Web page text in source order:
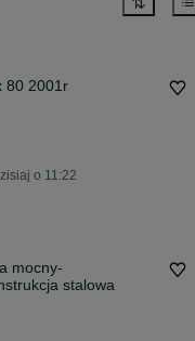
80 2001r
o 11:22
mocny-
stalowa